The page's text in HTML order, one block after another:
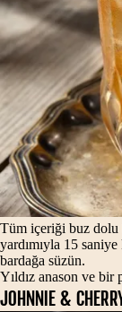
Tüm içeriği buz dolu
yardımıyla 15
bardağa süzün.
Yıldız anason ve
JOHNNIE &